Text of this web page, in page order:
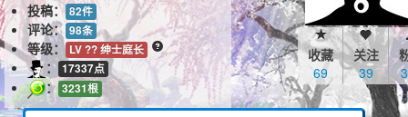
收藏
69
关注
39
投稿： 82件
评论： 98条
等级： LV ?? 绅士庭长
： 17337点
： 3231根